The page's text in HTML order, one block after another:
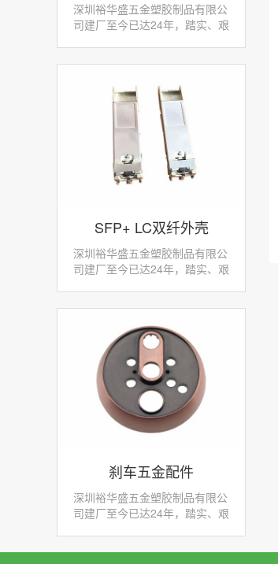
深圳裕华盛五金塑胶制品有限公
司建厂至今已达24年，踏实、艰
使我们赢得了不少客...
SFP+ LC双纤外壳
深圳裕华盛五金塑胶制品有限公
司建厂至今已达24年，踏实、艰
使我们赢得了不少客...
刹车五金配件
深圳裕华盛五金塑胶制品有限公
司建厂至今已达24年，踏实、艰